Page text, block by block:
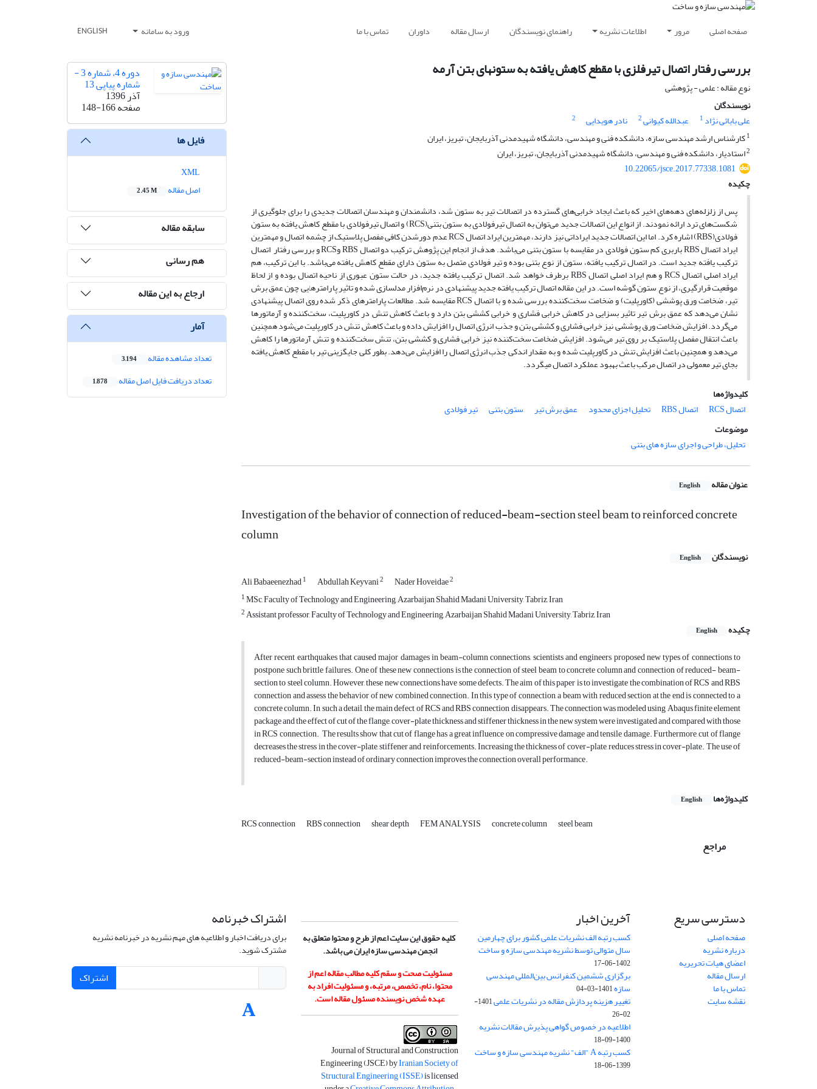
صفحه اصلی مرور اطلاعات نشریه راهنمای نویسندگان ارسال مقاله داوران تماس با ما ورود به سامانه ENGLISH
بررسی رفتار اتصال تیرفلزی با مقطع کاهش یافته به ستونهای بتن آرمه
نوع مقاله : علمی - پژوهشی
نویسندگان
علی بابائی نژاد 1 عبدالله کیوانی2 نادر هویدایی
2
1کارشناس ارشد مهندسی سازه، دانشکده فنی و مهندسی، دانشگاه شهیدمدنی آذربایجان، تبریز، ایران
2استادیار، دانشکده فنی و مهندسی، دانشگاه شهیدمدنی آذربایجان، تبریز، ایران
10.22065/jsce.2017.77338.1081
چکیده
پس از زلزله‌های دهه‌های اخیر که باعث ایجاد خرابی‌های گسترده در اتصالات تیر به ستون شد، دانشمندان و مهندسان اتصالات جدیدی را برای جلوگیری از
شکست‌های ترد ارائه نمودند. از انواع این اتصالات جدید می‌توان به اتصال تیرفولادی به ستون بتنی(RCS) و اتصال تیرفولادی با مقطع کاهش ‌یافته به ستون
فولادی(RBS) اشاره کرد. اما این اتصالات جدید ایراداتی نیز دارند، مهمترین ایراد اتصال RCS عدم دورشدن کافی مفصل پلاستیک از چشمه اتصال و مهمترین
ایراد اتصال RBS باربری کم ستون فولادی در مقایسه با ستون بتنی می‌باشد. هدف از انجام این پژوهش ترکیب دو اتصال RBS وRCS و بررسی رفتار اتصال
ترکیب ‌یافته جدید است. در اتصال ترکیب ‌یافته، ستون از نوع بتنی بوده و تیر فولادی متصل به ستون دارای مقطع کاهش ‌یافته می‌باشد. با این ترکیب، هم
ایراد اصلی اتصال RCS و هم ایراد اصلی اتصال RBS برطرف خواهد شد. اتصال ترکیب ‌یافته جدید، در حالت ستون عبوری از ناحیه اتصال بوده و از لحاظ
موقعیت قرارگیری، از نوع ستون گوشه است. در این مقاله اتصال ترکیب ‌یافته جدید پیشنهادی در نرم‌افزار مدلسازی شده و تاثیر پارامترهایی چون عمق برش
تیر، ضخامت ورق پوششی (کاورپلیت) و ضخامت سخت‌کننده بررسی شده و با اتصال RCS مقایسه شد. مطالعات پارامترهای ذکر شده روی اتصال پیشنهادی
نشان می‌دهد که عمق برش تیر تاثیر بسزایی در کاهش خرابی فشاری و خرابی کششی بتن دارد و باعث کاهش تنش در کاورپلیت، سخت‌کننده و آرماتورها
می‌گردد. افزایش ضخامت ورق پوششی نیز خرابی فشاری و کششی بتن و جذب انرژی اتصال را افزایش داده و باعث کاهش تنش در کاورپلیت می‌شود همچنین
باعث انتقال مفصل پلاستیک بر روی تیر می‌شود. افزایش ضخامت سخت‌کننده نیز خرابی فشاری و کششی بتن، تنش سخت‌‌کننده و تنش آرماتورها را کاهش
می‌دهد و همچنین باعث افزایش تنش در کاورپلیت شده و به مقدار اندکی جذب انرژی اتصال را افزایش می‌دهد. بطور کلی جایگزینی تیر با مقطع کاهش یافته
بجای تیر معمولی در اتصال مرکب باعث بهبود عملکرد اتصال میگردد.
کلیدواژه‌ها
اتصال RCS
اتصال RBS تحلیل اجزای محدود عمق برش تیر ستون بتنی
تیر فولادی
موضوعات
تحلیل، طراحی و اجرای سازه های بتنی
عنوان مقاله English
Investigation of the behavior of connection of reduced-beam-section steel beam to reinforced concrete
column
نویسندگان English
Ali Babaeenezhad1 Abdullah Keyvani2 Nader Hoveidae2
1MSc, Faculty of Technology and Engineering, Azarbaijan Shahid Madani University, Tabriz, Iran
2Assistant professor, Faculty of Technology and Engineering, Azarbaijan Shahid Madani University, Tabriz, Iran
چکیده
English
After recent earthquakes that caused major damages in beam-column connections, scientists and engineers proposed new types of connections to
postpone such brittle failures. One of these new connections is the connection of steel beam to concrete column and connection of reduced- beam-
section to steel column. However, these new connections have some defects. The aim of this paper is to investigate the combination of RCS and RBS
connection and assess the behavior of new combined connection. In this type of connection, a beam with reduced section at the end is connected to a
concrete column. In such a detail, the main defect of RCS and RBS connection disappears. The connection was modeled using Abaqus finite element
package and the effect of cut of the flange, cover-plate thickness and stiffener thickness in the new system were investigated and compared with those
in RCS connection. The results show that cut of flange has a great influence on compressive damage and tensile damage. Furthermore, cut of flange
decreases the stress in the cover-plate, stiffener and reinforcements. Increasing the thickness of cover-plate, reduces stress in cover-plate. The use of
reduced-beam-section instead of ordinary connection improves the connection overall performance.
کلیدواژه‌ها English
RCS connection RBS connection shear depth FEM ANALYSIS concrete column steel beam
مراجع
دوره 4، شماره 3 -
شماره پیاپی 13
آذر 1396
صفحه148-166
فایل ها
اصل مقاله
2.45 M
سابقه مقاله
هم رسانی
ارجاع به این مقاله
آمار
تعداد مشاهده مقاله 3,194
تعداد دریافت فایل اصل مقاله 1,878
دسترسی سریع
صفحه اصلی
درباره نشریه
اعضای هیات تحریریه
ارسال مقاله
تماس با ما
نقشه سایت
آخرین اخبار
کسب رتبه الف نشریات علمی کشور برای چهارمین
سال متوالی توسط نشریه مهندسی سازه و ساخت
1402-06-17
برگزاری ششمین کنفرانس بین‌المللی مهندسی
سازه1401-03-04
تغییر هزینه پردازش مقاله در نشریات علمی
1401-
02-26
اطلاعیه در خصوص گواهی پذیرش مقالات نشریه
1400-09-18
کسب رتبه A "الف" نشریه مهندسی سازه و ساخت
1399-06-18
کلیه حقوق این سایت اعم از طرح و محتوا متعلق به
انجمن مهندسی سازه ایران می باشد.
مسئولیت صحت و سقم کلیه مطالب مقاله اعم از
محتوا، نام، تخصص، مرتبه، و مسئولیت افراد به
عهده شخص نویسنده مسئول مقاله است.
Journal of Structural and Construction
Engineering (JSCE) byIranian Society of
Structural Engineering (ISSE)is licensed
اشتراک خبرنامه
برای دریافت اخبار و اطلاعیه های مهم نشریه در خبرنامه نشریه
مشترک شوید.
اشتراک